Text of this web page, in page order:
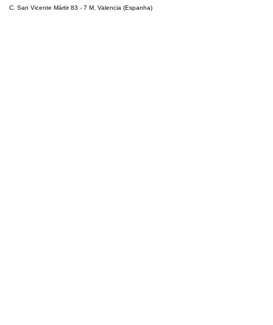
C. San Vicente Mártir 83 - 7 M, Valencia (Espanha)